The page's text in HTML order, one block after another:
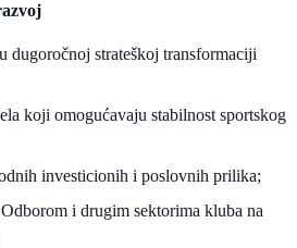
dugoročnoj strateškoj transformaciji
koji omogućavaju stabilnost sportskog
investicionih i poslovnih prilika;
i drugim sektorima kluba na